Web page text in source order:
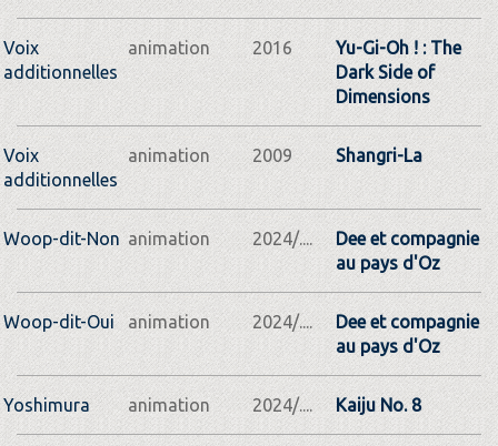
Voix
additionnelles
animation 2016
Yu-Gi-Oh ! : The
Dark Side of
Dimensions
Voix
additionnelles
animation 2009 Shangri-La
Woop-dit-Non animation 2024/....
Dee et compagnie
au pays d'Oz
Woop-dit-Oui animation 2024/....
Dee et compagnie
au pays d'Oz
Yoshimura animation 2024/.... Kaiju No. 8